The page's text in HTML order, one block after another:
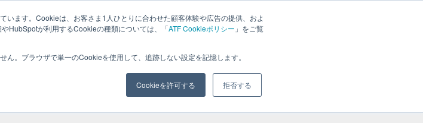
ます。Cookieは、お客さま1人ひとりに合わせた顧客体験や広告の提供、およ
HubSpotが利用するCookieの種類については、「ATF Cookieポリシー 」をご覧
。ブラウザで単一のCookieを使用して、追跡しない設定を記憶します。
Cookieを許可する 拒否する
料金 Web制作 ナレッジ ブログ 会社概要